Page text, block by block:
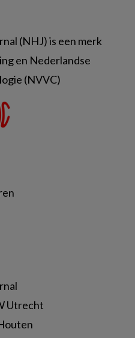
Utrecht
(NHJ) is een merk
en Nederlandse
(NVVC)